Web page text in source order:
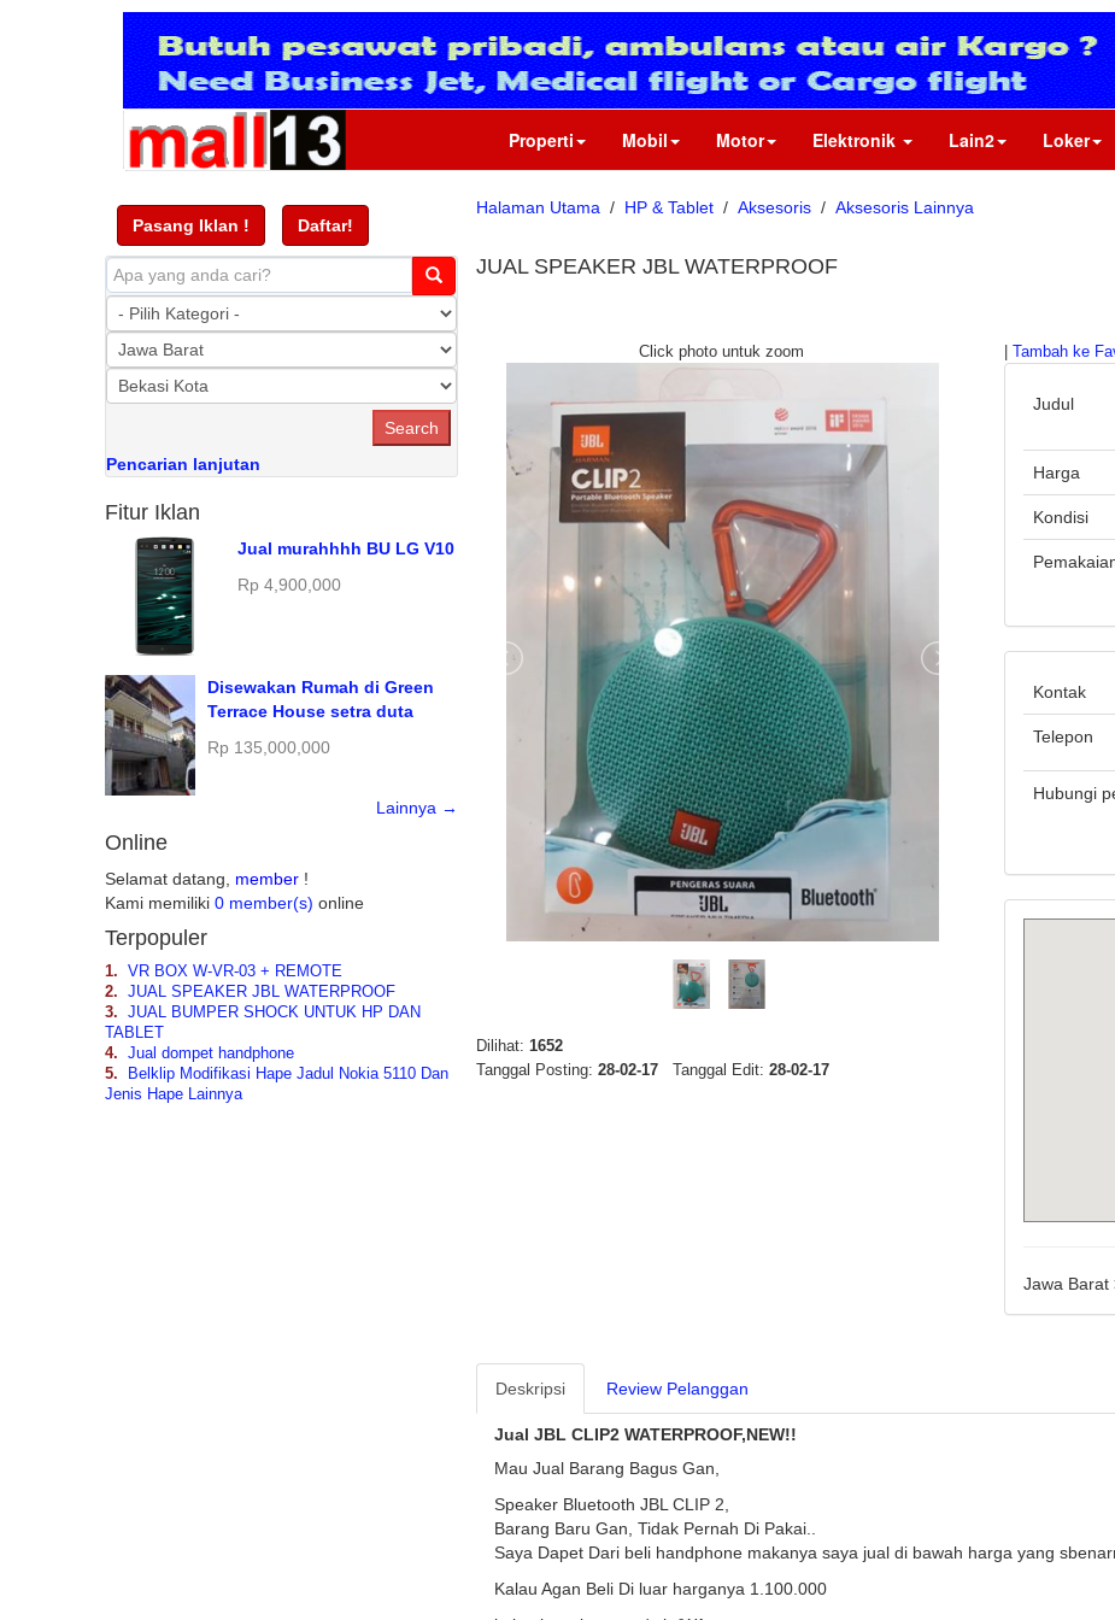
Properti Mobil Motor Elektronik Lain2 Loker
Pasang Iklan ! Daftar!
Pencarian lanjutan
Fitur Iklan
Jual murahhhh BU LG V10
Rp 4,900,000
Disewakan Rumah di Green
Terrace House setra duta
Rp 135,000,000
Lainnya →
Online
Selamat datang, member !
Kami memiliki 0 member(s) online
Terpopuler
1.
VR BOX W-VR-03 + REMOTE
2.
JUAL SPEAKER JBL WATERPROOF
3.
JUAL BUMPER SHOCK UNTUK HP DAN
TABLET
4.
Jual dompet handphone
5.
Belklip Modifikasi Hape Jadul Nokia 5110 Dan
Jenis Hape Lainnya
Halaman Utama / HP & Tablet/ Aksesoris/ Aksesoris Lainnya
JUAL SPEAKER JBL WATERPROOF
Click photo untuk zoom
Dilihat: 1652
Tanggal Posting: 28-02-17Tanggal Edit: 28-02-17
Tambah ke
Judul
Harga
Kondisi
Kontak
Telepon
Hubungi
Jawa Barat
Deskripsi Review Pelanggan
Jual JBL CLIP2 WATERPROOF,NEW!!
Mau Jual Barang Bagus Gan,
Speaker Bluetooth JBL CLIP 2,
Barang Baru Gan, Tidak Pernah Di Pakai..
Saya Dapet Dari beli handphone makanya saya jual di bawah harga yang
Kalau Agan Beli Di luar harganya 1.100.000